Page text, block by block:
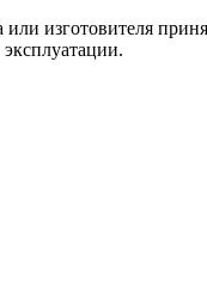
изготовителя